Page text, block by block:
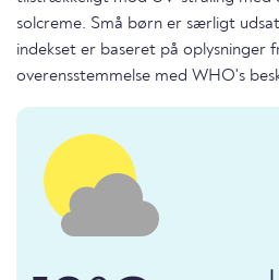
solcreme. Små børn er særligt
indekset er baseret på oplysninger
overensstemmelse med WHO's